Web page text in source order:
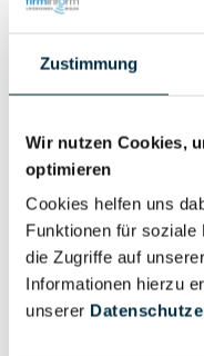
Zustimmung
Wir nutzen Cookies,
optimieren
Cookies helfen uns
Funktionen für soziale
die Zugriffe auf
Informationen hierzu
unserer
Geschäftsführer (1)
Wirtschaftlich
Berechtigter